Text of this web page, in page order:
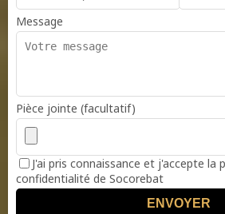
Message
Pièce jointe (facultatif)
J'ai pris connaissance et j'accepte la
confidentialité de Socorebat
ENVOYER